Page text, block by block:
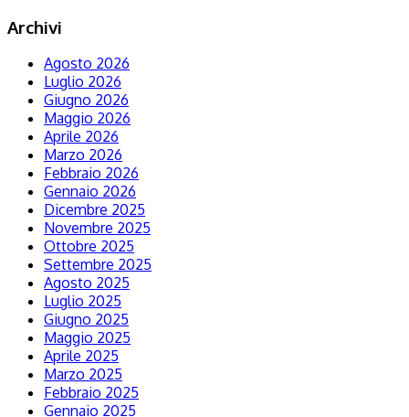
Archivi
Agosto 2026
Luglio 2026
Giugno 2026
Maggio 2026
Aprile 2026
Marzo 2026
Febbraio 2026
Gennaio 2026
Dicembre 2025
Novembre 2025
Ottobre 2025
Settembre 2025
Agosto 2025
Luglio 2025
Giugno 2025
Maggio 2025
Aprile 2025
Marzo 2025
Febbraio 2025
Gennaio 2025